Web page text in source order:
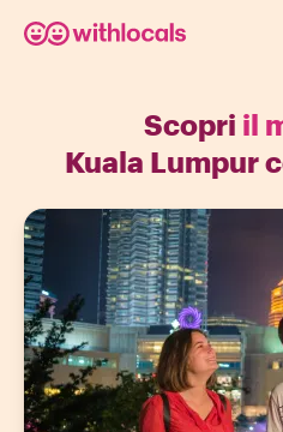
Scopri il
Kuala Lumpur